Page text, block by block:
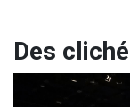
Des